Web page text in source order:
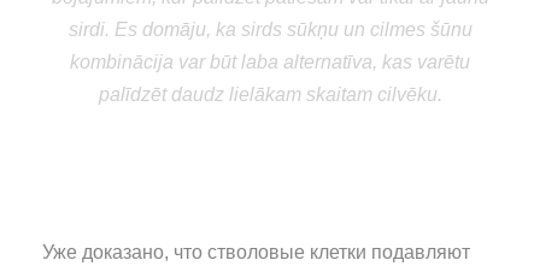
sirdi. Es domāju, ka sirds sūkņu un cilmes šūnu
kombinācija var būt laba alternatīva, kas varētu
palīdzēt daudz lielākam skaitam cilvēku.
Уже доказано, что стволовые клетки подавляют